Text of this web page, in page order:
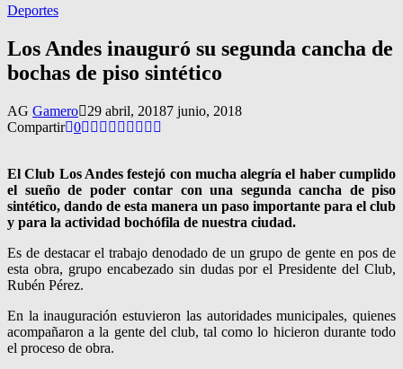
Deportes
Los Andes inauguró su segunda cancha de
bochas de piso sintético
AG Gamero 29 abril, 20187 junio, 2018
Compartir 0
El Club Los Andes festejó con mucha alegría el haber cumplido
el sueño de poder contar con una segunda cancha de piso
sintético, dando de esta manera un paso importante para el club
y para la actividad bochófila de nuestra ciudad.
Es de destacar el trabajo denodado de un grupo de gente en pos de
esta obra, grupo encabezado sin dudas por el Presidente del Club,
Rubén Pérez.
En la inauguración estuvieron las autoridades municipales, quienes
acompañaron a la gente del club, tal como lo hicieron durante todo
el proceso de obra.